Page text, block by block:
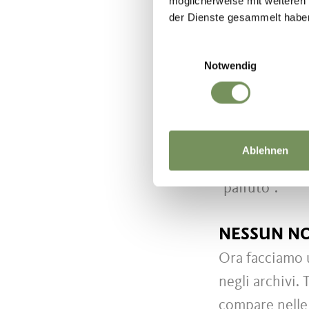
der Dienste gesammelt
Notwendig
Ablehnen
Per saperne
spiegato
significa
"paffuto".
NESSUN
Ora facciamo
negli archivi.
compare